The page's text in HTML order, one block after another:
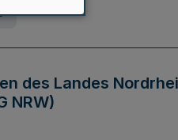
des Landes
NRW)